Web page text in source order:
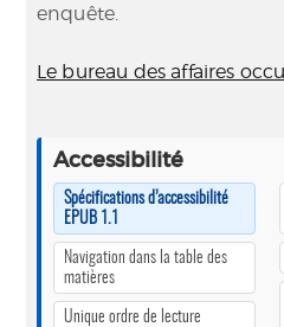
enquête.
Le bureau des affaires
Accessibilité
Spécifications d’accessibilité
EPUB 1.1
Navigation dans la table des
matières
Unique ordre de lecture